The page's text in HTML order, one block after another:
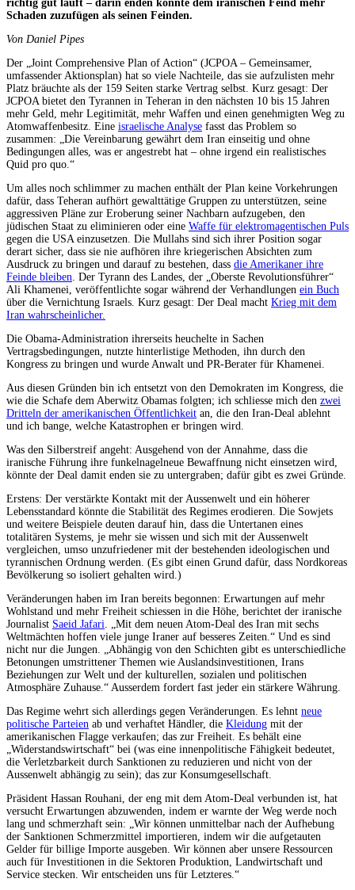
richtig gut läuft – darin enden könnte dem iranischen Feind mehr
Schaden zuzufügen als seinen Feinden.
Von Daniel Pipes
Der „Joint Comprehensive Plan of Action“ (JCPOA – Gemeinsamer,
umfassender Aktionsplan) hat so viele Nachteile, das sie aufzulisten mehr
Platz bräuchte als der 159 Seiten starke Vertrag selbst. Kurz gesagt: Der
JCPOA bietet den Tyrannen in Teheran in den nächsten 10 bis 15 Jahren
mehr Geld, mehr Legitimität, mehr Waffen und einen genehmigten Weg zu
Atomwaffenbesitz. Eine israelische Analyse fasst das Problem so
zusammen: „Die Vereinbarung gewährt dem Iran einseitig und ohne
Bedingungen alles, was er angestrebt hat – ohne irgend ein realistisches
Quid pro quo.“
Um alles noch schlimmer zu machen enthält der Plan keine Vorkehrungen
dafür, dass Teheran aufhört gewalttätige Gruppen zu unterstützen, seine
aggressiven Pläne zur Eroberung seiner Nachbarn aufzugeben, den
jüdischen Staat zu eliminieren oder eine Waffe für elektromagentischen Puls
gegen die USA einzusetzen. Die Mullahs sind sich ihrer Position sogar
derart sicher, dass sie nie aufhören ihre kriegerischen Absichten zum
Ausdruck zu bringen und darauf zu bestehen, dass die Amerikaner ihre
Feinde bleiben . Der Tyrann des Landes, der „Oberste Revolutionsführer“
Ali Khamenei, veröffentlichte sogar während der Verhandlungen ein Buch
über die Vernichtung Israels. Kurz gesagt: Der Deal macht Krieg mit dem
Iran wahrscheinlicher.
Die Obama-Administration ihrerseits heuchelte in Sachen
Vertragsbedingungen, nutzte hinterlistige Methoden, ihn durch den
Kongress zu bringen und wurde Anwalt und PR-Berater für Khamenei.
Aus diesen Gründen bin ich entsetzt von den Demokraten im Kongress, die
wie die Schafe dem Aberwitz Obamas folgten; ich schliesse mich den zwei
Dritteln der amerikanischen Öffentlichkeit an, die den Iran-Deal ablehnt
und ich bange, welche Katastrophen er bringen wird.
Was den Silberstreif angeht: Ausgehend von der Annahme, dass die
iranische Führung ihre funkelnagelneue Bewaffnung nicht einsetzen wird,
könnte der Deal damit enden sie zu untergraben; dafür gibt es zwei Gründe.
Erstens: Der verstärkte Kontakt mit der Aussenwelt und ein höherer
Lebensstandard könnte die Stabilität des Regimes erodieren. Die Sowjets
und weitere Beispiele deuten darauf hin, dass die Untertanen eines
totalitären Systems, je mehr sie wissen und sich mit der Aussenwelt
vergleichen, umso unzufriedener mit der bestehenden ideologischen und
tyrannischen Ordnung werden. (Es gibt einen Grund dafür, dass Nordkoreas
Bevölkerung so isoliert gehalten wird.)
Veränderungen haben im Iran bereits begonnen: Erwartungen auf mehr
Wohlstand und mehr Freiheit schiessen in die Höhe, berichtet der iranische
Journalist Saeid Jafari . „Mit dem neuen Atom-Deal des Iran mit sechs
Weltmächten hoffen viele junge Iraner auf besseres Zeiten.“ Und es sind
nicht nur die Jungen. „Abhängig von den Schichten gibt es unterschiedliche
Betonungen umstrittener Themen wie Auslandsinvestitionen, Irans
Beziehungen zur Welt und der kulturellen, sozialen und politischen
Atmosphäre Zuhause.“ Ausserdem fordert fast jeder ein stärkere Währung.
Das Regime wehrt sich allerdings gegen Veränderungen. Es lehnt neue
politische Parteien ab und verhaftet Händler, die Kleidung mit der
amerikanischen Flagge verkaufen; das zur Freiheit. Es behält eine
„Widerstandswirtschaft“ bei (was eine innenpolitische Fähigkeit bedeutet,
die Verletzbarkeit durch Sanktionen zu reduzieren und nicht von der
Aussenwelt abhängig zu sein); das zur Konsumgesellschaft.
Präsident Hassan Rouhani, der eng mit dem Atom-Deal verbunden ist, hat
versucht Erwartungen abzuwenden, indem er warnte der Weg werde noch
lang und schmerzhaft sein: „Wir können unmittelbar nach der Aufhebung
der Sanktionen Schmerzmittel importieren, indem wir die aufgetauten
Gelder für billige Importe ausgeben. Wir können aber unsere Ressourcen
auch für Investitionen in die Sektoren Produktion, Landwirtschaft und
Service stecken. Wir entscheiden uns für Letzteres.“